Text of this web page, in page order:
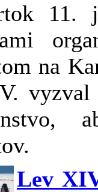
11.
na
vyzval
Lev